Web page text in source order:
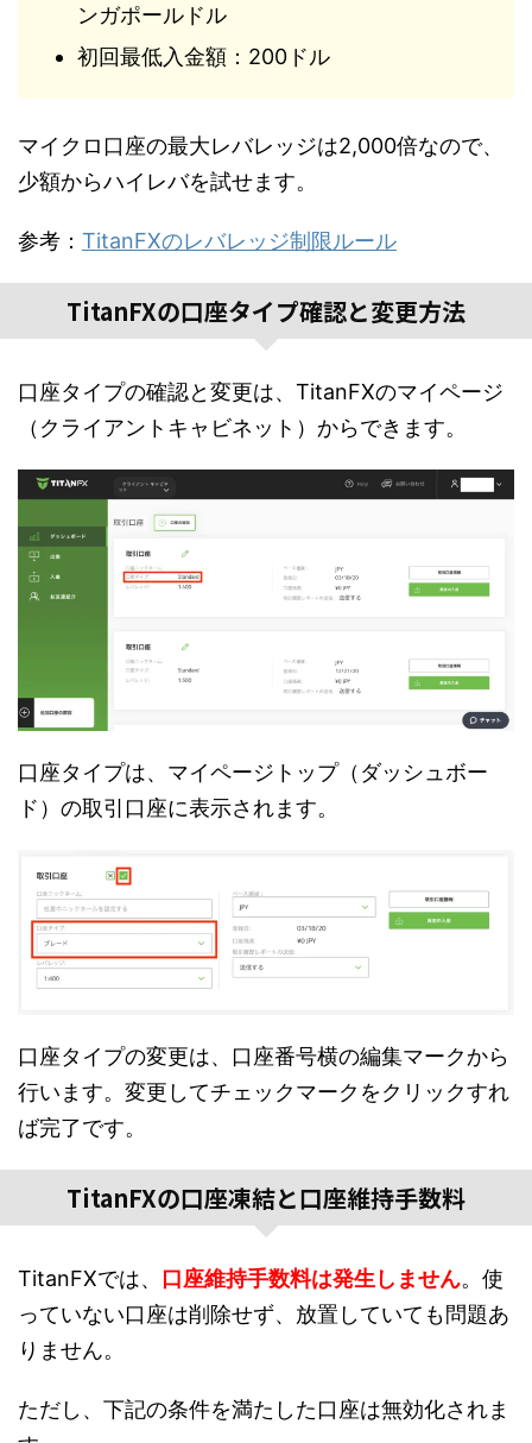
ンガポールドル
初回最低入金額：200ドル
マイクロ口座の最大レバレッジは2,000倍なので、
少額からハイレバを試せます。
参考： TitanFXのレバレッジ制限ルール
TitanFXの口座タイプ確認と変更方法
口座タイプの確認と変更は、TitanFXのマイページ
（クライアントキャビネット）からできます。
口座タイプは、マイページトップ（ダッシュボー
ド）の取引口座に表示されます。
口座タイプの変更は、口座番号横の編集マークから
行います。変更してチェックマークをクリックすれ
ば完了です。
TitanFXの口座凍結と口座維持手数料
TitanFXでは、 口座維持手数料は発生しません。使
っていない口座は削除せず、放置していても問題あ
りません。
ただし、下記の条件を満たした口座は無効化されま